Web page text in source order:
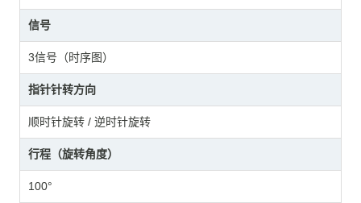
信号
3信号（时序图）
指针针转方向
顺时针旋转 / 逆时针旋转
行程（旋转角度）
100°